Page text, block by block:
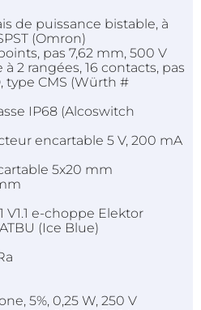
de puissance bistable, à
(Omron)
pas 7,62 mm, 500 V
2 rangées, 16 contacts, pas
, type CMS (Würth #
IP68 (Alcoswitch
encartable 5 V, 200 mA
5x20 mm
e-choppe Elektor
(Ice Blue)
5%, 0,25 W, 250 V